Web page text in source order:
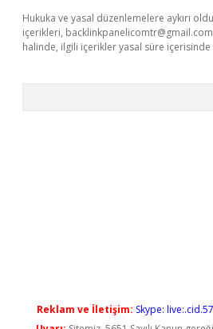
Hukuka ve yasal düzenlemelere aykırı
içerikleri, backlinkpanelicomtr@gmail.com
halinde, ilgili içerikler yasal süre içerisinde
Reklam ve İletişim: Skype: